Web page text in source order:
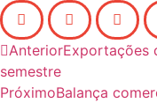
AnteriorExportações
semestre
PróximoBalança